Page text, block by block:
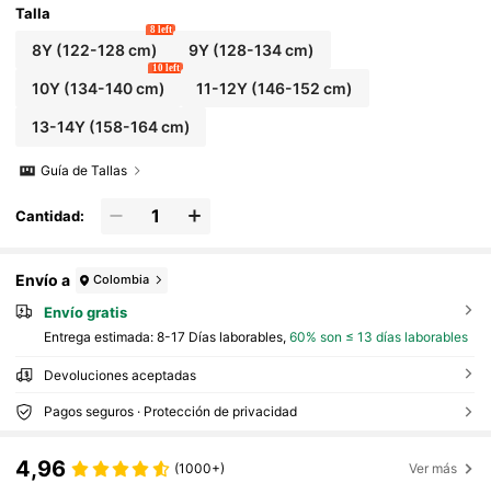
Talla
8Y(122-128 cm)
8 left
9Y (128-134 cm)
10Y(134-140 cm)
10 left
11-12Y (146-152 cm)
13-14Y(158-164 cm)
Guía de Tallas
Cantidad:
Envío a Colombia
Envío gratis
Entrega estimada: 8-17 Días laborables, 60% son ≤ 13 días laborables
Devoluciones aceptadas
Pagos seguros · Protección de privacidad
4,96 (1000+) Ver más